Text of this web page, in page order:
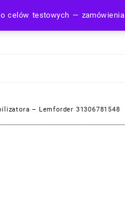
celów testowych —
– Lemforder 31306781548